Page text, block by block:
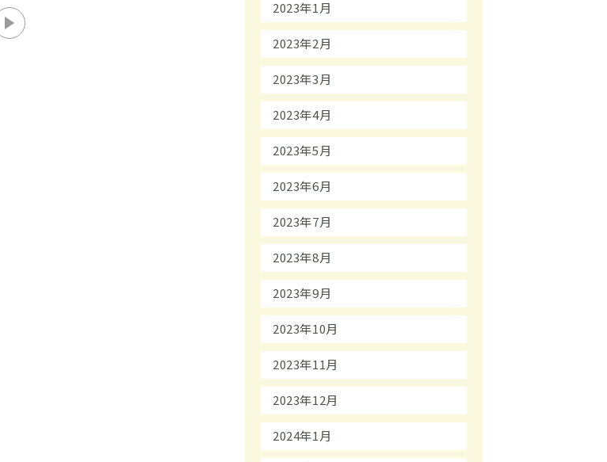
2023年1月
2023年2月
2023年3月
2023年4月
2023年5月
2023年6月
2023年7月
2023年8月
2023年9月
2023年10月
2023年11月
2023年12月
2024年1月